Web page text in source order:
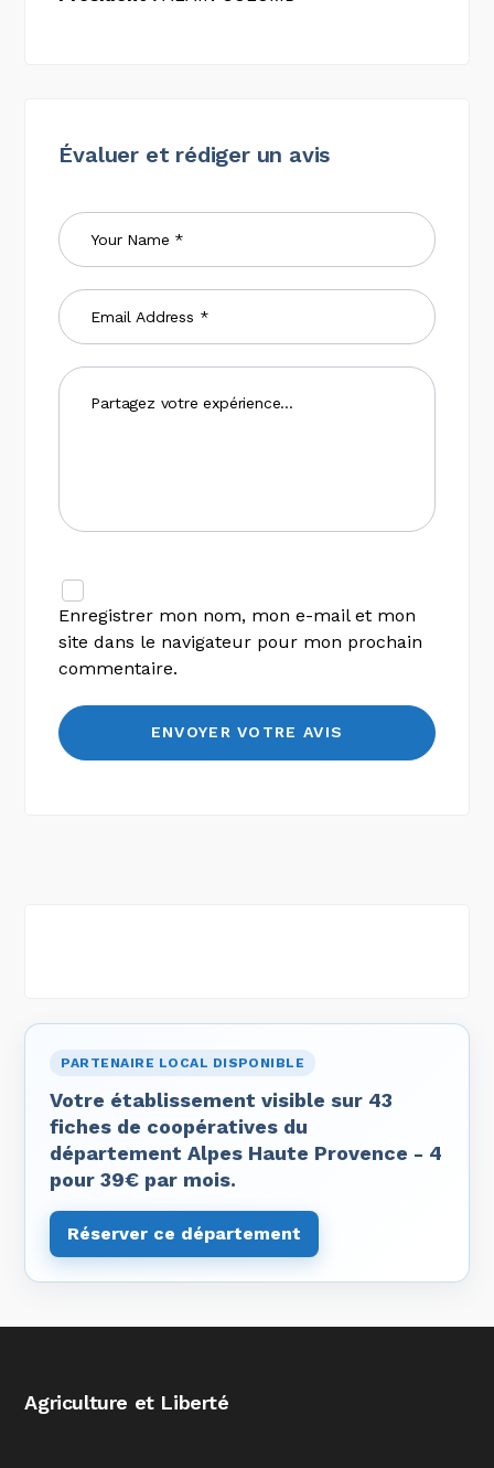
Évaluer et rédiger un avis
Enregistrer mon nom, mon e-mail et mon
site dans le navigateur pour mon prochain
commentaire.
PARTENAIRE LOCAL DISPONIBLE
Votre établissement visible sur 43
fiches de coopératives du
département Alpes Haute Provence - 4
pour 39€ par mois.
Réserver ce département
Agriculture et Liberté